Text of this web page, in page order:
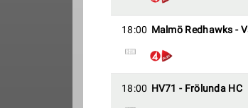
18:00 Malmö Redhawks -
18:00 HV71 - Frölunda HC